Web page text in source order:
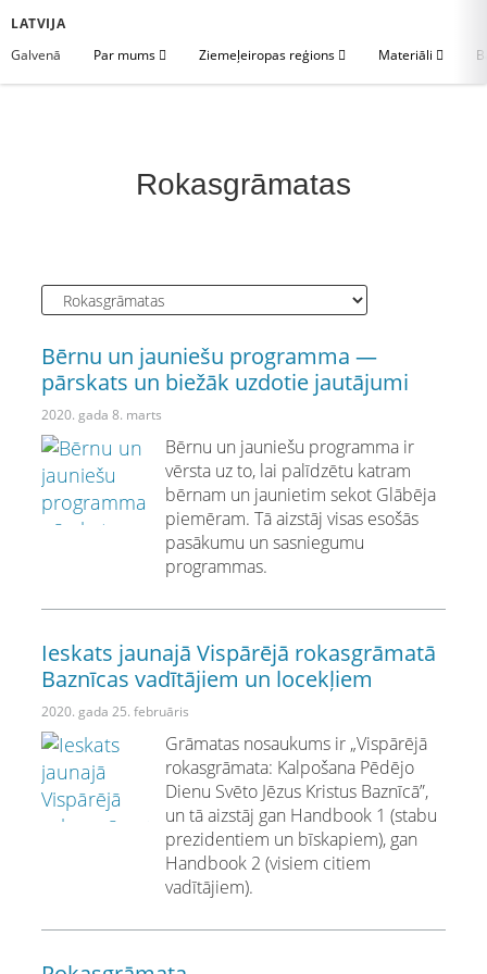
LATVIJA
Galvenā
Par mums Ziemeļeiropas reģions Materiāli
Rokasgrāmatas
Bērnu un jauniešu programma —
pārskats un biežāk uzdotie jautājumi
2020. gada 8. marts
Bērnu un jauniešu programma ir
vērsta uz to, lai palīdzētu katram
bērnam un jaunietim sekot Glābēja
piemēram. Tā aizstāj visas esošās
pasākumu un sasniegumu
programmas.
Ieskats jaunajā Vispārējā rokasgrāmatā
Baznīcas vadītājiem un locekļiem
2020. gada 25. februāris
Grāmatas nosaukums ir „Vispārējā
rokasgrāmata: Kalpošana Pēdējo
Dienu Svēto Jēzus Kristus Baznīcā”,
un tā aizstāj gan Handbook 1 (stabu
prezidentiem un bīskapiem), gan
Handbook 2 (visiem citiem
vadītājiem).